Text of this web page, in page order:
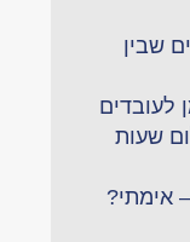
שבין
לעובדים
שעות
אימתי?